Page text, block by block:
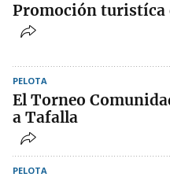
Promoción turistíca
PELOTA
El Torneo
a Tafalla
PELOTA